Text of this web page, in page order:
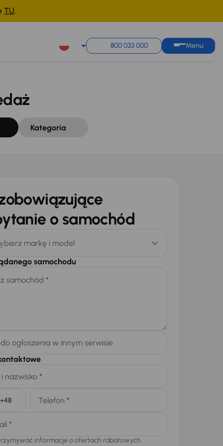
TU.
800 033 000 Menu
Kategoria
o samochód
markę i model
samochodu
samochód *
ogłoszenia w innym serwisie
nazwisko *
Telefon *
*
informacje o ofertach rabatowych